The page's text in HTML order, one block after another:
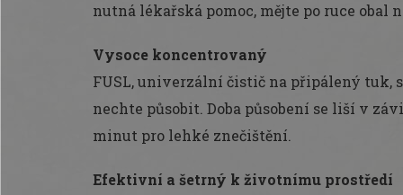
nutná lékařská pomoc, mějte po ruce obal
Vysoce koncentrovaný
FUSL, univerzální čistič na připálený tuk,
nechte působit. Doba působení se liší v
minut pro lehké znečištění.
Efektivní a šetrný k životnímu prostředí